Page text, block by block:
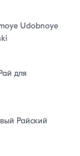
Udobnoye
для
Райский